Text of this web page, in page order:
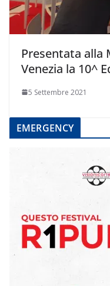
Presentata alla
Venezia la 10^
5 Settembre 2021
EMERGENCY